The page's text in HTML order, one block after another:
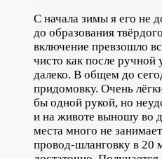
С начала зимы я его не
до образования
включение превзошло
чисто как после ручной
далеко. В общем до
придомовку. Очень
бы одной рукой, но
и на животе выношу во
места много не
провод-шланговку в 20